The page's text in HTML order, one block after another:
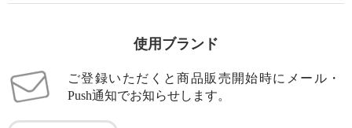
使用ブランド
ご登録いただくと商品販売開始時にメール・
Push通知でお知らせします。